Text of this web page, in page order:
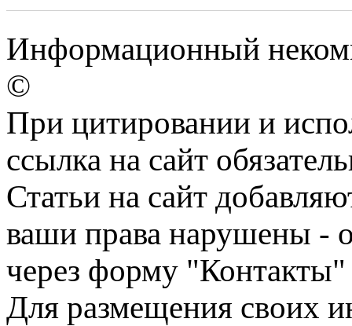
Информационный
©
При цитировании и
ссылка на сайт
Статьи на сайт
ваши права нарушены -
через форму "Контакты"
Для размещения своих